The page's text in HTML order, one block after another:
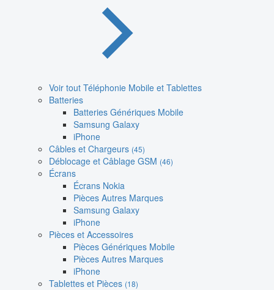
Voir tout Téléphonie Mobile et Tablettes
Batteries
Batteries Génériques Mobile
Samsung Galaxy
iPhone
Câbles et Chargeurs (45)
Déblocage et Câblage GSM (46)
Écrans
Écrans Nokia
Pièces Autres Marques
Samsung Galaxy
iPhone
Pièces et Accessoires
Pièces Génériques Mobile
Pièces Autres Marques
iPhone
Tablettes et Pièces (18)